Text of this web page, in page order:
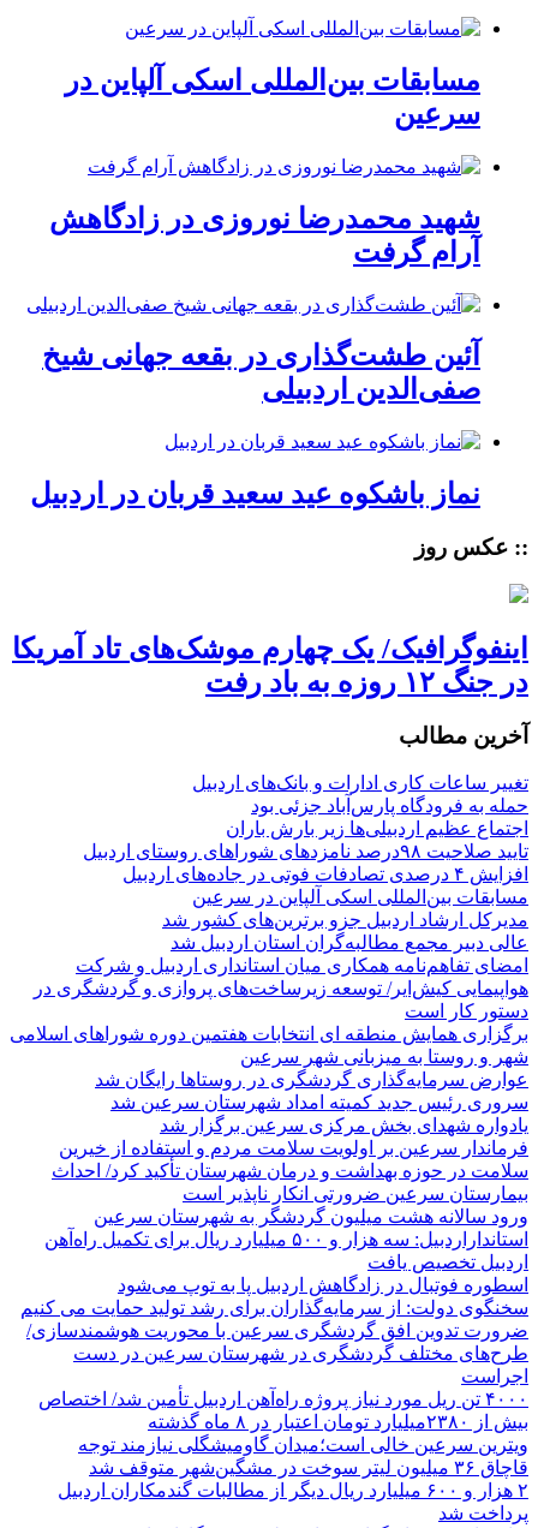
مسابقات بین‌المللی اسکی آلپاین در
سرعین
شهید محمدرضا نوروزی در زادگاهش
آرام گرفت
آئین طشت‌گذاری در بقعه جهانی شیخ
صفی‌الدین اردبیلی
نماز باشکوه عید سعید قربان در اردبیل
:: عکس روز
اینفوگرافیک/ یک چهارم موشک‌های تاد آمریکا
در جنگ ۱۲ روزه به باد رفت
آخرین مطالب
تغییر ساعات کاری ادارات و بانک‌های اردبیل
حمله به فرودگاه پارس‌‌آباد جزئی بود
اجتماع عظیم اردبیلی‌ها زیر بارش باران
تایید صلاحیت ۹۸درصد نامزدهای شوراهای روستای اردبیل
افزایش ۴ درصدی تصادفات فوتی در جاده‌های اردبیل
مسابقات بین‌المللی اسکی آلپاین در سرعین
مدیرکل ارشاد اردبیل جزو برترین‌های کشور شد
عالی دبیر مجمع مطالبه‌گران استان اردبیل شد
امضای تفاهم‌نامه همکاری میان استانداری اردبیل و شرکت
هواپیمایی کیش‌ایر/ توسعه زیرساخت‌های پروازی و گردشگری در
دستور کار است
برگزاری همایش منطقه ای انتخابات هفتمین دوره شوراهای اسلامی
شهر و روستا به میزبانی شهر سرعین
عوارض سرمایه‌گذاری گردشگری در روستاها رایگان شد
سروری رئیس جدید کمیته امداد شهرستان سرعین شد
یادواره شهدای بخش مرکزی سرعین برگزار شد
فرماندار سرعین بر اولویت سلامت مردم و استفاده از خیرین
سلامت در حوزه بهداشت و درمان شهرستان تأکید کرد/ احداث
بیمارستان سرعین ضرورتی انکار ناپذیر است
ورود سالانه هشت میلیون گردشگر به شهرستان سرعین
استانداراردبیل: سه هزار و ۵۰۰ میلیارد ریال برای تکمیل راه‌آهن
اردبیل تخصیص یافت
اسطوره فوتبال در زادگاهش اردبیل پا به توپ می‌شود
سخنگوی دولت: از سرمایه‌گذاران برای رشد تولید حمایت می کنیم
ضرورت تدوین افق گردشگری سرعین با محوریت هوشمندسازی/
طرح‌های مختلف گردشگری در شهرستان سرعین در دست
اجراست
۴۰۰۰ تن ریل مورد نیاز پروژه راه‌آهن اردبیل تأمین شد/ اختصاص
بیش از ۲۳۸۰میلیارد تومان اعتبار در ۸ ماه گذشته
ویترین سرعین خالی است؛میدان گاومیشگلی نیازمند توجه
قاچاق ۳۶ میلیون لیتر سوخت در مشگین‌شهر متوقف شد
۲ هزار و ۶۰۰‌ میلیارد ریال دیگر از مطالبات گندمکاران اردبیل
پرداخت شد